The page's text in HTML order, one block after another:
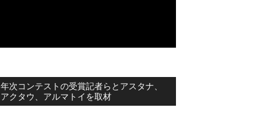
年次コンテストの受賞記者らとアスタナ、
アクタウ、アルマトイを取材